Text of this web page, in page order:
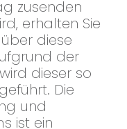
zusenden
erhalten Sie
diese
der
dieser so
Die
und
ist ein